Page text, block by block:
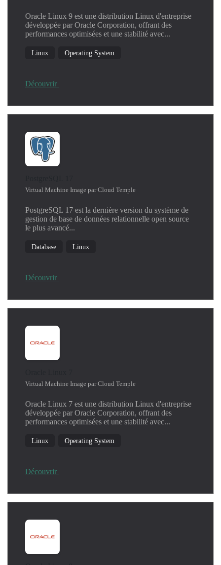
Oracle Linux 9 est une distribution Linux d'entreprise
développée par Oracle Corporation, offrant des
performances optimisées et une stabilité avec...
Linux Operating System
Découvrir
Virtual Machine Image par Cloud Temple
PostgreSQL 17 est la dernière version du système de
gestion de base de données relationnelle open source
le plus avancé...
Database Linux
Découvrir
Virtual Machine Image par Cloud Temple
Oracle Linux 7 est une distribution Linux d'entreprise
développée par Oracle Corporation, offrant des
performances optimisées et une stabilité avec...
Linux Operating System
Découvrir